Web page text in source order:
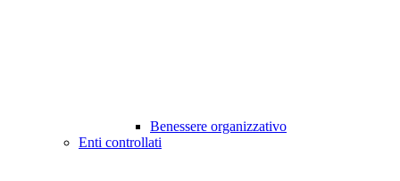
Benessere organizzativo
Enti controllati